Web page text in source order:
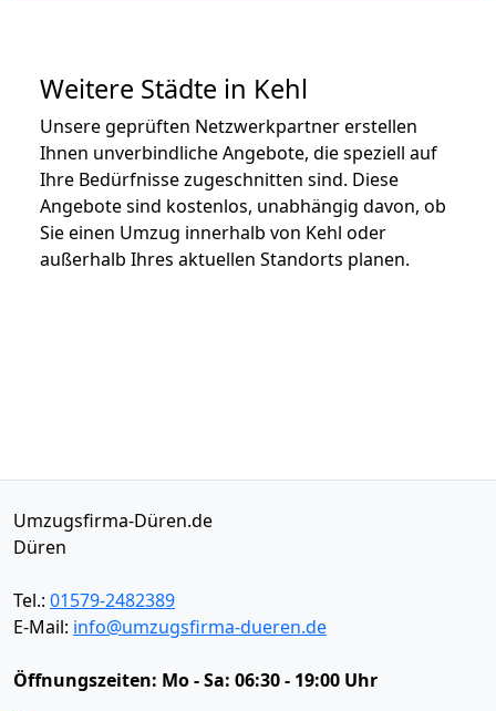
Weitere Städte in Kehl
Unsere geprüften Netzwerkpartner erstellen
Ihnen unverbindliche Angebote, die speziell auf
Ihre Bedürfnisse zugeschnitten sind. Diese
Angebote sind kostenlos, unabhängig davon, ob
Sie einen Umzug innerhalb von Kehl oder
außerhalb Ihres aktuellen Standorts planen.
Umzugsfirma-Düren.de
Düren
Tel.: 01579-2482389
E-Mail: info@umzugsfirma-dueren.de
Öffnungszeiten: Mo - Sa: 06:30 - 19:00 Uhr